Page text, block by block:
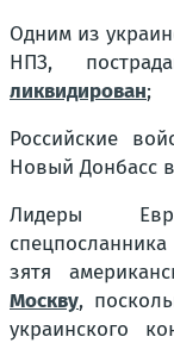
Одним из
НПЗ,
ликвидирован;
Российские
Новый Донбасс
Лидеры
зятя
Москву,
украинского